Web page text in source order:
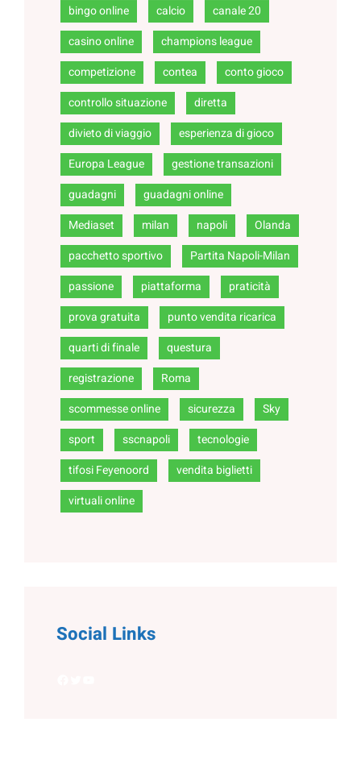
bingo online
calcio
canale 20
casino online
champions league
competizione
contea
conto gioco
controllo situazione
diretta
divieto di viaggio
esperienza di gioco
Europa League
gestione transazioni
guadagni
guadagni online
Mediaset
milan napoli
Olanda
pacchetto sportivo
Partita Napoli-Milan
passione
piattaforma
praticità
prova gratuita
punto vendita ricarica
quarti di finale
questura
registrazione
Roma
scommesse online
sicurezza
Sky
sport
sscnapoli
tecnologie
tifosi Feyenoord
vendita biglietti
virtuali online
Social Links